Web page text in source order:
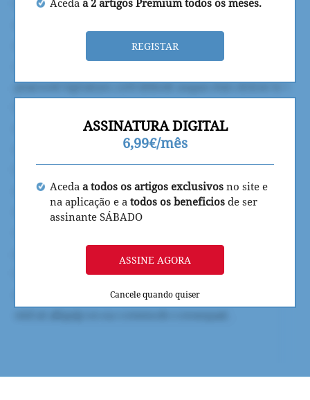
Aceda a 2 artigos Premium todos os meses.
REGISTAR
ASSINATURA DIGITAL
6,99€/mês
Aceda a todos os artigos exclusivos no site e
na aplicação e a todos os beneficios de ser
assinante SÁBADO
ASSINE AGORA
Cancele quando quiser